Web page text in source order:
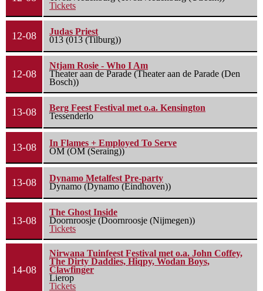
Tickets
12-08
Judas Priest
013 (013 (Tilburg))
12-08
Ntjam Rosie - Who I Am
Theater aan de Parade (Theater aan de Parade (Den
Bosch))
13-08
Berg Feest Festival met o.a. Kensington
Tessenderlo
13-08
In Flames + Employed To Serve
OM (OM (Seraing))
13-08
Dynamo Metalfest Pre-party
Dynamo (Dynamo (Eindhoven))
13-08
The Ghost Inside
Doornroosje (Doornroosje (Nijmegen))
Tickets
14-08
Nirwana Tuinfeest Festival met o.a. John Coffey,
The Dirty Daddies, Hiqpy, Wodan Boys,
Clawfinger
Lierop
Tickets